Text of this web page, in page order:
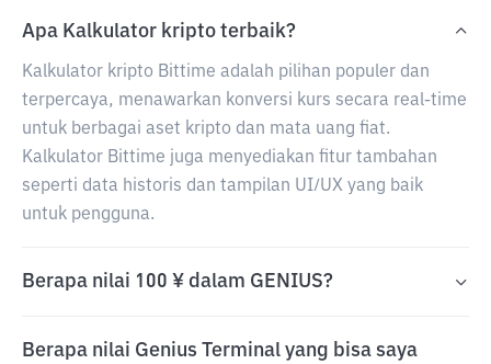
Apa Kalkulator kripto terbaik?
Kalkulator kripto Bittime adalah pilihan populer dan
terpercaya, menawarkan konversi kurs secara real-time
untuk berbagai aset kripto dan mata uang fiat.
Kalkulator Bittime juga menyediakan fitur tambahan
seperti data historis dan tampilan UI/UX yang baik
untuk pengguna.
Berapa nilai 100 ¥ dalam GENIUS?
Berapa nilai Genius Terminal yang bisa saya